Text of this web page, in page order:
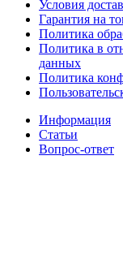
Условия
Гарантия на
Политика
Политика в
данных
Политика
Информация
Статьи
Вопрос-ответ